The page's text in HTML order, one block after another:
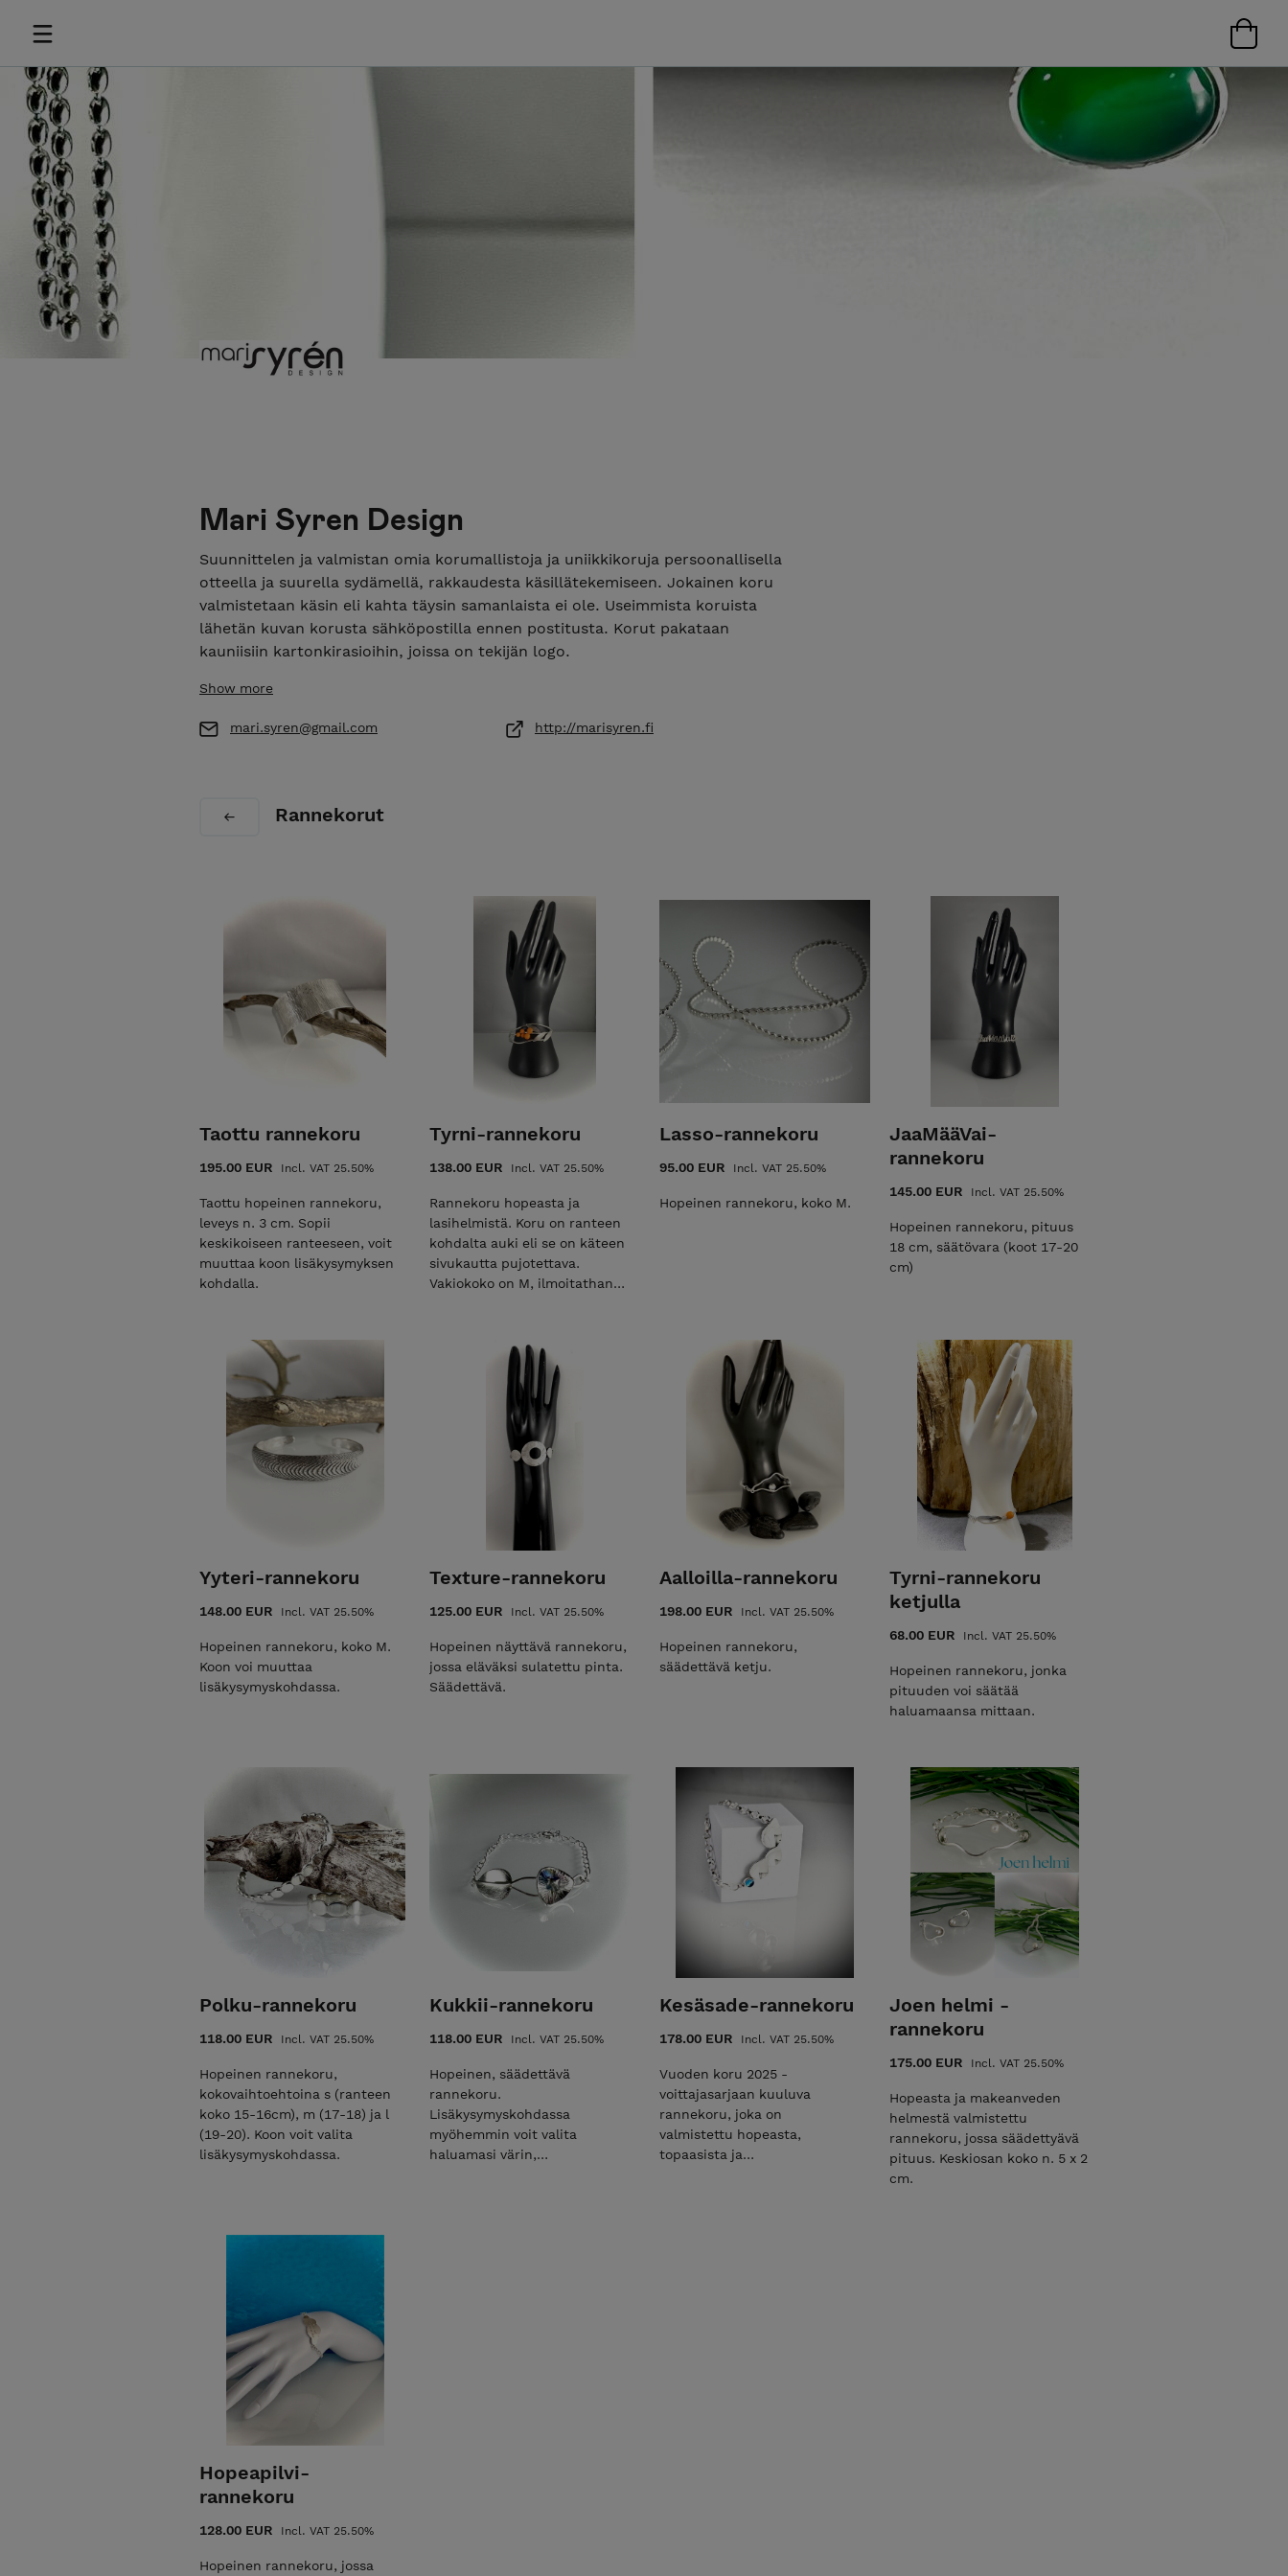
Mari Syren Design
Suunnittelen ja valmistan omia korumallistoja ja uniikkikoruja persoonallisella
otteella ja suurella sydämellä, rakkaudesta käsillätekemiseen. Jokainen koru
valmistetaan käsin eli kahta täysin samanlaista ei ole. Useimmista koruista
lähetän kuvan korusta sähköpostilla ennen postitusta. Korut pakataan
kauniisiin kartonkirasioihin, joissa on tekijän logo.
Show more
mari.syren@gmail.com http://marisyren.fi
Rannekorut
Taottu rannekoru
195.00 EUR Incl. VAT 25.50%
Taottu hopeinen rannekoru,
leveys n. 3 cm. Sopii
keskikoiseen ranteeseen, voit
muuttaa koon lisäkysymyksen
kohdalla.
Tyrni-rannekoru
138.00 EUR Incl. VAT 25.50%
Rannekoru hopeasta ja
lasihelmistä. Koru on ranteen
kohdalta auki eli se on käteen
sivukautta pujotettava.
Vakiokoko on M, ilmoitathan
Lasso-rannekoru
95.00 EUR Incl. VAT 25.50%
Hopeinen rannekoru, koko M.
JaaMääVai-
rannekoru
145.00 EUR Incl. VAT 25.50%
Hopeinen rannekoru, pituus
18 cm, säätövara (koot 17-20
cm)
Yyteri-rannekoru
148.00 EUR Incl. VAT 25.50%
Hopeinen rannekoru, koko M.
Koon voi muuttaa
lisäkysymyskohdassa.
Texture-rannekoru
125.00 EUR Incl. VAT 25.50%
Hopeinen näyttävä rannekoru,
jossa eläväksi sulatettu pinta.
Säädettävä.
Aalloilla-rannekoru
198.00 EUR Incl. VAT 25.50%
Hopeinen rannekoru,
säädettävä ketju.
Tyrni-rannekoru
ketjulla
68.00 EUR Incl. VAT 25.50%
Hopeinen rannekoru, jonka
pituuden voi säätää
haluamaansa mittaan.
Polku-rannekoru
118.00 EUR Incl. VAT 25.50%
Hopeinen rannekoru,
kokovaihtoehtoina s (ranteen
koko 15-16cm), m (17-18) ja l
(19-20). Koon voit valita
lisäkysymyskohdassa.
Kukkii-rannekoru
118.00 EUR Incl. VAT 25.50%
Hopeinen, säädettävä
rannekoru.
Lisäkysymyskohdassa
myöhemmin voit valita
haluamasi värin,
Kesäsade-rannekoru
178.00 EUR Incl. VAT 25.50%
Vuoden koru 2025 -
voittajasarjaan kuuluva
rannekoru, joka on
valmistettu hopeasta,
topaasista ja
Joen helmi -
rannekoru
175.00 EUR Incl. VAT 25.50%
Hopeasta ja makeanveden
helmestä valmistettu
rannekoru, jossa säädettyävä
pituus. Keskiosan koko n. 5 x 2
cm.
Hopeapilvi-
rannekoru
128.00 EUR Incl. VAT 25.50%
Hopeinen rannekoru, jossa